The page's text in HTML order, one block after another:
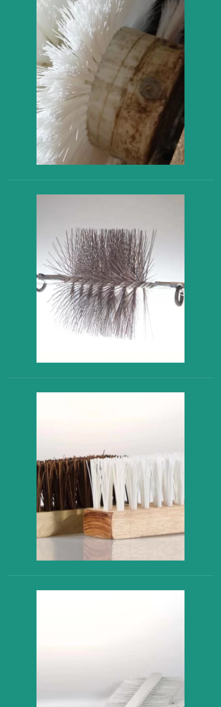
VER PRODUCTO
VER PRODUCTO
VER PRODUCTO
VER PRODUCTO